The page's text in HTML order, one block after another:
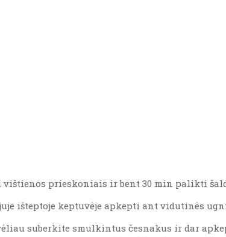
prieskoniais ir bent 30 min palikti
išteptoje keptuvėje apkepti ant vidutinės
suberkite smulkintus česnakus ir dar